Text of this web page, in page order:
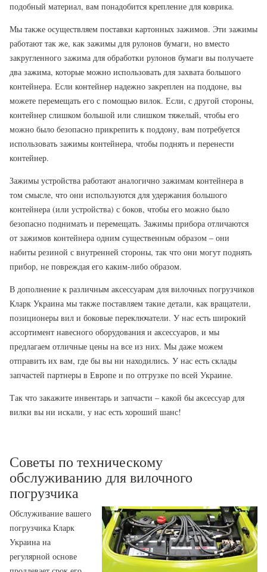
подобный материал, вам понадобится крепление для коврика.
Мы также осуществляем поставки картонных зажимов. Эти зажимы
работают так же, как зажимы для рулонов бумаги, но вместо
закругленного зажима для обработки рулонов бумаги вы получаете
два зажима, которые можно использовать для захвата большого
контейнера. Если контейнер надежно закреплен на поддоне, вы
можете перемещать его с помощью вилок. Если, с другой стороны,
контейнер слишком большой или слишком тяжелый, чтобы его
можно было безопасно прикрепить к поддону, вам потребуется
использовать зажимы контейнера, чтобы поднять и перенести
контейнер.
Зажимы устройства работают аналогично зажимам контейнера в
том смысле, что они используются для удержания большого
контейнера (или устройства) с боков, чтобы его можно было
безопасно поднимать и перемещать. Зажимы прибора отличаются
от зажимов контейнера одним существенным образом – они
набиты резиной с внутренней стороны, так что они могут поднять
прибор, не повреждая его каким-либо образом.
В дополнение к различным аксессуарам для вилочных погрузчиков
Кларк Украина мы также поставляем такие детали, как вращатели,
позиционеры вил и боковые переключатели. У нас есть широкий
ассортимент навесного оборудования и аксессуаров, и мы
предлагаем отличные цены на все из них. Мы даже можем
отправить их вам, где бы вы ни находились. У нас есть склады
запчастей партнеры в Европе и по отгрузке по всей Украине.
Так что закажите инвентарь и запчасти – какой бы аксессуар для
вилки вы ни искали, у нас есть хороший шанс!
Советы по техническому
обслуживанию для вилочного
погрузчика
Обслуживание вашего
погрузчика Кларк
Украина на
регулярной основе